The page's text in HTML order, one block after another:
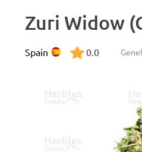
Zuri Widow
Spain 0.0